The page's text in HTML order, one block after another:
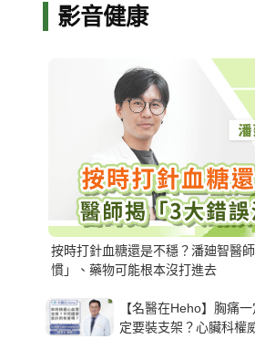
影音健康
按時打針血糖還是不穩？潘廸智醫
慣」、藥物可能根本沒打進去
【名醫在Heho】胸痛
定要裝支架？心臟科權